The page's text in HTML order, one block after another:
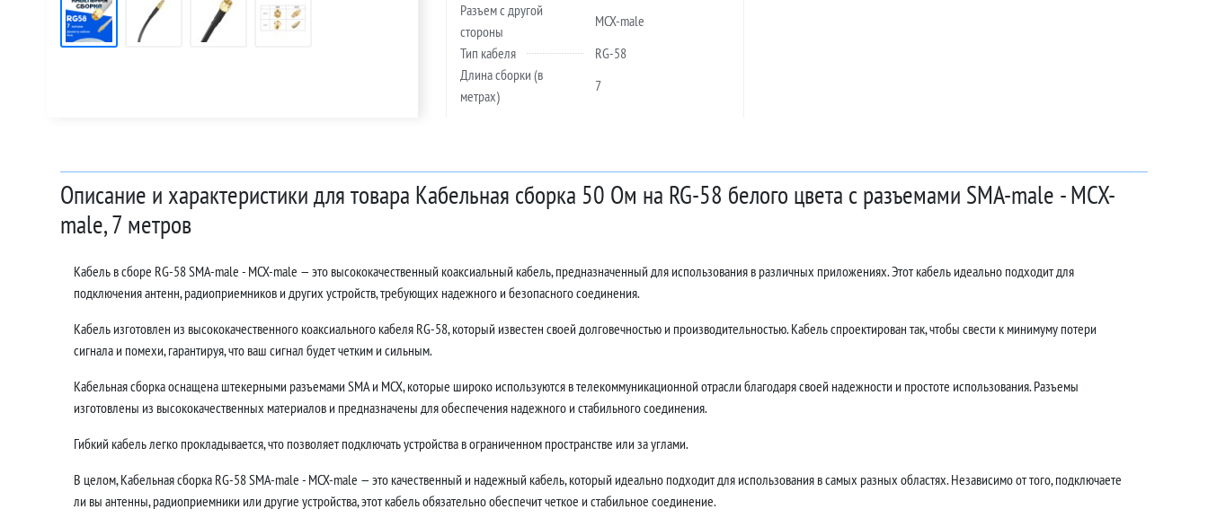
Разъем с другой
стороны
MCX-male
Тип кабеля
RG-58
Длина сборки (в
метрах)
7
Описание и характеристики для товара Кабельная сборка 50 Ом на RG-58 белого цвета с разъемами SMA-male - MCX-
male, 7 метров
Кабель в сборе RG-58 SMA-male - MCX-male — это высококачественный коаксиальный кабель, предназначенный для использования в различных приложениях. Этот кабель идеально подходит для
подключения антенн, радиоприемников и других устройств, требующих надежного и безопасного соединения.
Кабель изготовлен из высококачественного коаксиального кабеля RG-58, который известен своей долговечностью и производительностью. Кабель спроектирован так, чтобы свести к минимуму потери
сигнала и помехи, гарантируя, что ваш сигнал будет четким и сильным.
Кабельная сборка оснащена штекерными разъемами SMA и MCX, которые широко используются в телекоммуникационной отрасли благодаря своей надежности и простоте использования. Разъемы
изготовлены из высококачественных материалов и предназначены для обеспечения надежного и стабильного соединения.
Гибкий кабель легко прокладывается, что позволяет подключать устройства в ограниченном пространстве или за углами.
В целом, Кабельная сборка RG-58 SMA-male - MCX-male — это качественный и надежный кабель, который идеально подходит для использования в самых разных областях. Независимо от того, подключаете
ли вы антенны, радиоприемники или другие устройства, этот кабель обязательно обеспечит четкое и стабильное соединение.